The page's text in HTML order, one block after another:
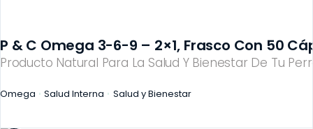
Producto Natural Para La Salud Y Bienestar De Tu
P & C Omega 3-6-9 – 2×1, Frasco Con 50
Omega Salud Interna Salud y Bienestar